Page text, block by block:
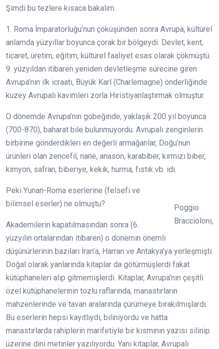
Şimdi bu tezlere kısaca bakalım.
1. Roma İmparatorluğu’nun çöküşünden sonra Avrupa, kültürel
anlamda yüzyıllar boyunca çorak bir bölgeydi. Devlet, kent,
ticaret, üretim, eğitim, kültürel faaliyet esas olarak çökmüştü.
9. yüzyıldan itibaren yeniden devletleşme sürecine giren
Avrupa’nın ilk icraatı, Büyük Karl (Charlemagne) önderliğinde
kuzey Avrupalı kavimleri zorla Hıristiyanlaştırmak olmuştur.
O dönemde Avrupa’nın göbeğinde, yaklaşık 200 yıl boyunca
(700-870), baharat bile bulunmuyordu. Avrupalı zenginlerin
birbirine gönderdikleri en değerli armağanlar, Doğu’nun
ürünleri olan zencefil, nane, anason, karabiber, kırmızı biber,
kimyon, safran, biberiye, kekik, hurma, fıstık vb. idi.
Poggio
Braccioloni,
Peki Yunan-Roma eserlerine (felsefi ve
bilimsel eserler) ne olmuştu?
Akademilerin kapatılmasından sonra (6.
yüzyılın ortalarından itibaren) o dönemin önemli
düşünürlerinin bazıları İran’a, Harran ve Antakya’ya yerleşmişti.
Doğal olarak yanlarında kitaplar da götürmüşlerdi fakat
kütüphaneleri alıp gitmemişlerdi. Kitaplar, Avrupa’nın çeşitli
özel kütüphanelerinin tozlu raflarında, manastırların
mahzenlerinde ve tavan aralarında çürümeye bırakılmışlardı.
Bu eserlerin hepsi kayıtlıydı, biliniyordu ve hatta
manastırlarda rahiplerin marifetiyle bir kısmının yazısı silinip
üzerine dini metinler yazılıyordu. Yani kitaplar, Avrupalı